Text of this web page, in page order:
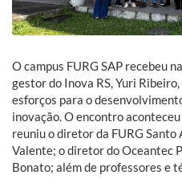
O campus FURG SAP recebeu
gestor do Inova RS, Yuri
esforços para o
inovação. O encontro
reuniu o diretor da FURG
Valente; o diretor do Oceantec
Bonato; além de professores e